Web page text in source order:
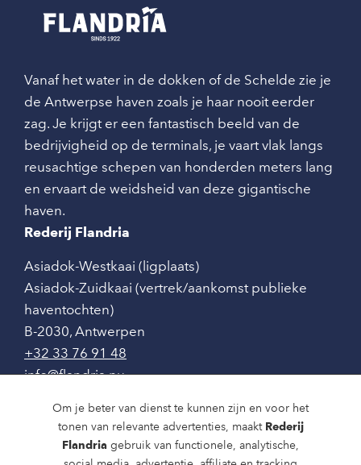
Om je beter van dienst te kunnen zijn en voor het
tonen van relevante advertenties, maakt Rederij
Flandria gebruik van functionele, analytische,
Vanaf het water in de dokken of de Schelde zie je
de Antwerpse haven zoals je haar nooit eerder
zag. Je krijgt er een fantastisch beeld van de
bedrijvigheid op de terminals, je vaart vlak langs
reusachtige schepen van honderden meters lang
en ervaart de weidsheid van deze gigantische
haven.
Rederij Flandria
Asiadok-Westkaai (ligplaats)
Asiadok-Zuidkaai (vertrek/aankomst publieke
haventochten)
B-2030, Antwerpen
+32 33 76 91 48
info@flandria.nu
Contact
Vaaragenda